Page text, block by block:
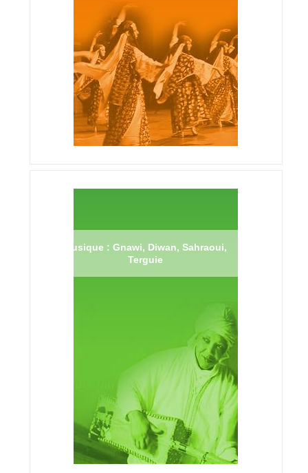
Musique : Gnawi, Diwan, Sahraoui,
Terguie